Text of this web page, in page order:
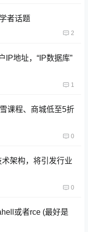
者话题
2
IP地址，“IP数据库”
1
课程、商城低至5折
0
架构，将引发行业
0
或者rce (最好是